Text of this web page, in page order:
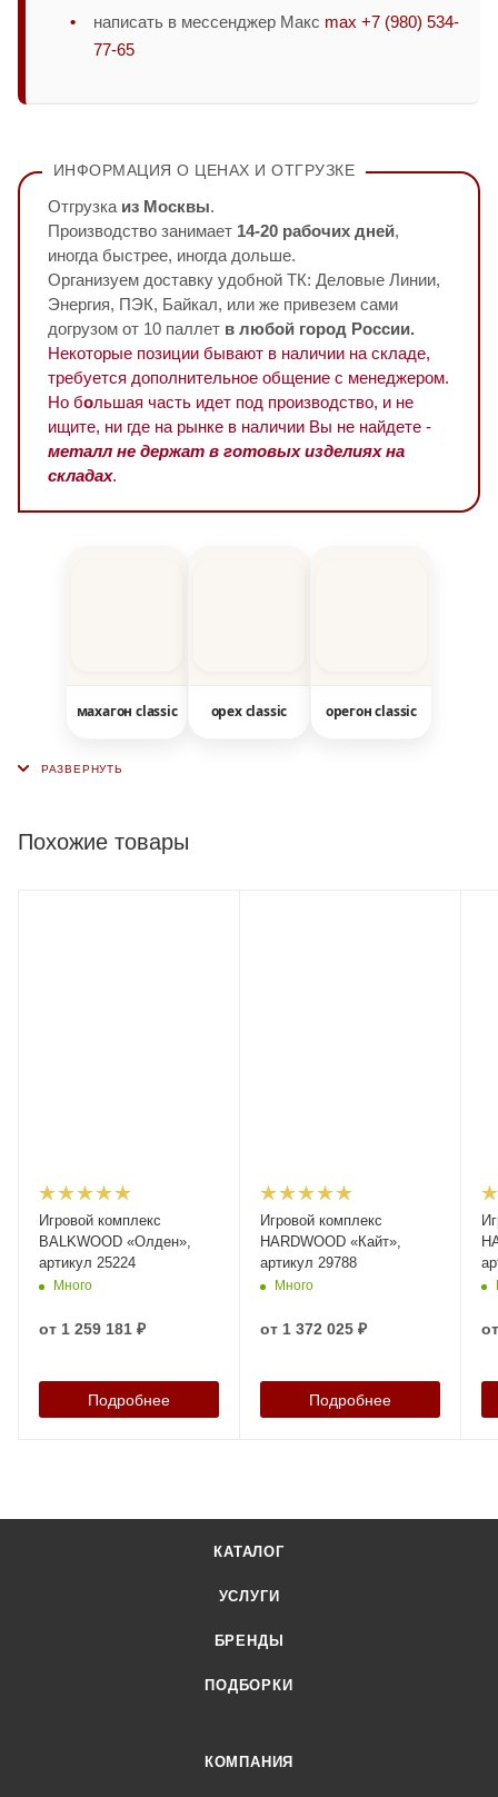
написать в мессенджер Макс max +7 (980) 534-
77-65
ИНФОРМАЦИЯ О ЦЕНАХ И ОТГРУЗКЕ
Отгрузка из Москвы.
Производство занимает 14-20 рабочих дней,
иногда быстрее, иногда дольше.
Организуем доставку удобной ТК: Деловые Линии,
Энергия, ПЭК, Байкал, или же привезем сами
догрузом от 10 паллет в любой город России.
Некоторые позиции бывают в наличии на складе,
требуется дополнительное общение с менеджером.
Но большая часть идет под производство, и не
ищите, ни где на рынке в наличии Вы не найдете -
металл не держат в готовых изделиях на
складах.
махагон classic орех classic орегон classic
Похожие товары
Игровой комплекс
BALKWOOD «Олден»,
артикул 25224
Много
от 1 259 181 ₽
Подробнее
Игровой комплекс
HARDWOOD «Кайт»,
артикул 29788
Много
от 1 372 025 ₽
Подробнее
КАТАЛОГ
УСЛУГИ
БРЕНДЫ
ПОДБОРКИ
КОМПАНИЯ